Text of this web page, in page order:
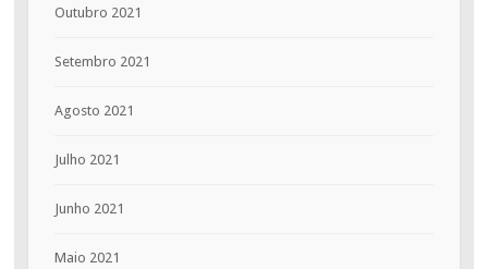
Outubro 2021
Setembro 2021
Agosto 2021
Julho 2021
Junho 2021
Maio 2021